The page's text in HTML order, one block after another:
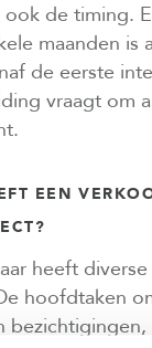
ook de timing.
maanden
de eerste
vraagt om
EEN
heeft
hoofdtaken